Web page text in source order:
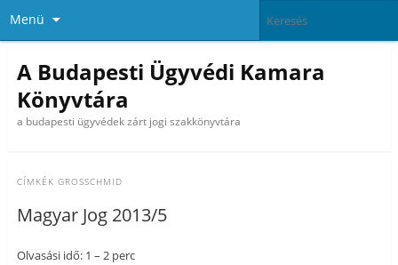
Menü
A Budapesti Ügyvédi Kamara
Könyvtára
a budapesti ügyvédek zárt jogi szakkönyvtára
CÍMKÉK GROSSCHMID
Magyar Jog 2013/5
Olvasási idő: 1 – 2 perc